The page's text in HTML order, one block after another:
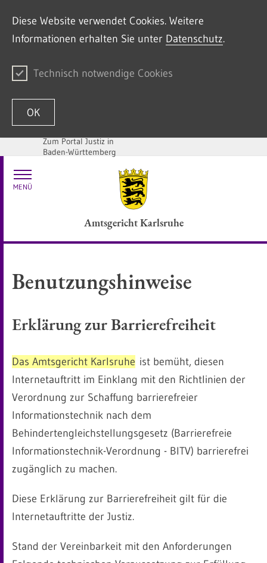
Diese Website verwendet Cookies. Weitere
Informationen erhalten Sie unter Datenschutz.
Technisch notwendige Cookies
OK
Zum Inhalt springen
Zum Portal Justiz in
Baden-Württemberg
Amtsgericht Karlsruhe
MENÜ
Benutzungshinweise
Erklärung zur Barrierefreiheit
Das Amtsgericht Karlsruhe ist bemüht, diesen
Internetauftritt im Einklang mit den Richtlinien der
Verordnung zur Schaffung barrierefreier
Informationstechnik nach dem
Behindertengleichstellungsgesetz (Barrierefreie
Informationstechnik-Verordnung - BITV) barrierefrei
zugänglich zu machen.
Diese Erklärung zur Barrierefreiheit gilt für die
Internetauftritte der Justiz.
Stand der Vereinbarkeit mit den Anforderungen